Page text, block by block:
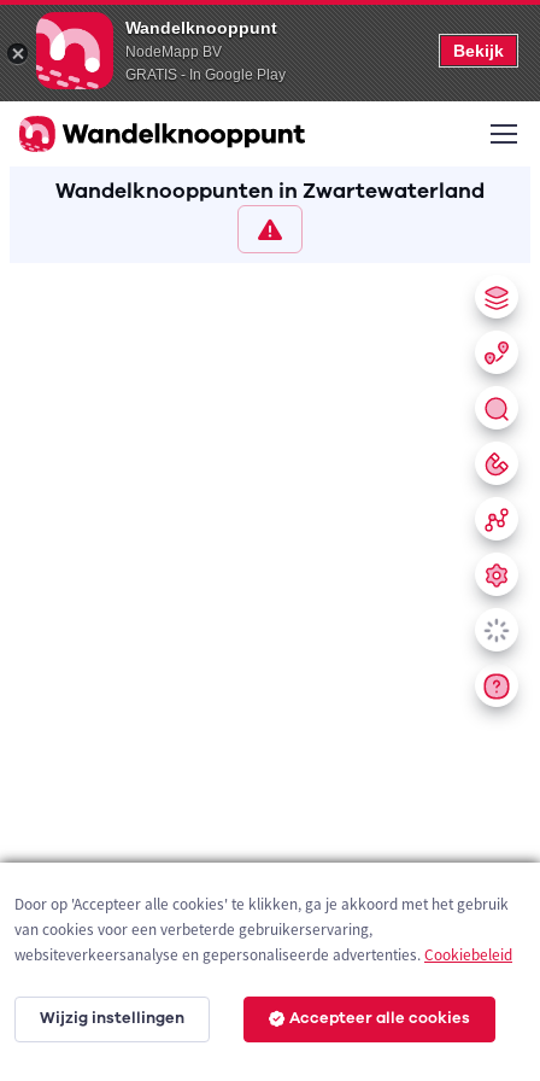
Wandelknooppunt
NodeMapp BV
GRATIS - In Google Play
Bekijk
Wandelknooppunten in Zwartewaterland
2 km
Door op 'Accepteer alle cookies' te klikken, ga je akkoord met het gebruik
van cookies voor een verbeterde gebruikerservaring,
websiteverkeersanalyse en gepersonaliseerde advertenties.Cookiebeleid
Wijzig instellingen Accepteer alle cookies